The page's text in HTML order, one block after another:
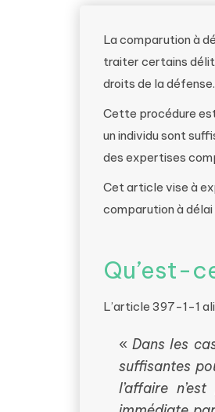
La comparution à
traiter certains
droits de la défense.
Cette procédure
un individu sont
des expertises
Cet article vise à
comparution à
Qu’est-
L’article 397-1-1
«Dans les
suffisantes
l’affaire